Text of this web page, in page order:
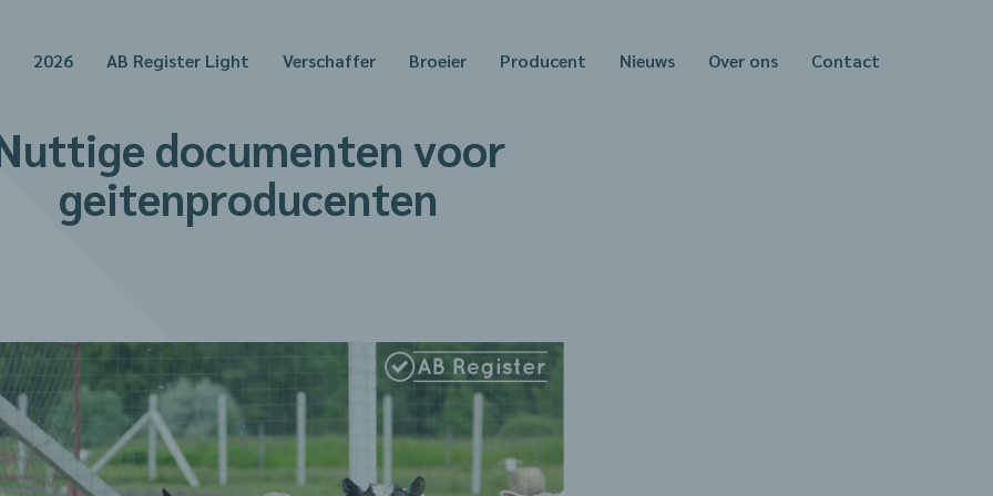
2026 AB Register Light Verschaffer Broeier Producent Nieuws Over ons Contact
documenten voor
geitenproducenten